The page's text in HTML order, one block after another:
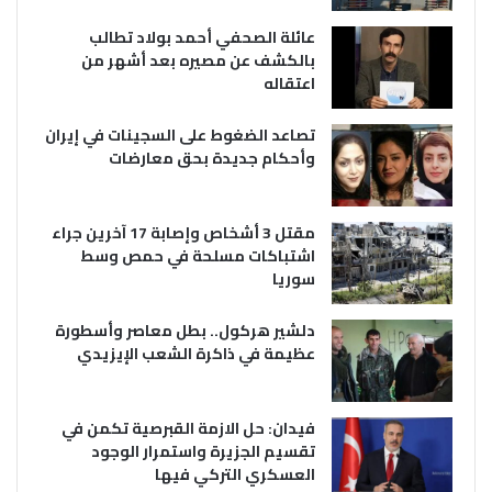
عائلة الصحفي أحمد بولاد تطالب
بالكشف عن مصيره بعد أشهر من
اعتقاله
تصاعد الضغوط على السجينات في إيران
وأحكام جديدة بحق معارضات
مقتل 3 أشخاص وإصابة 17 آخرين جراء
اشتباكات مسلحة في حمص وسط
سوريا
دلشير هركول.. بطل معاصر وأسطورة
عظيمة في ذاكرة الشعب الإيزيدي
فيدان: حل الازمة القبرصية تكمن في
تقسيم الجزيرة واستمرار الوجود
العسكري التركي فيها